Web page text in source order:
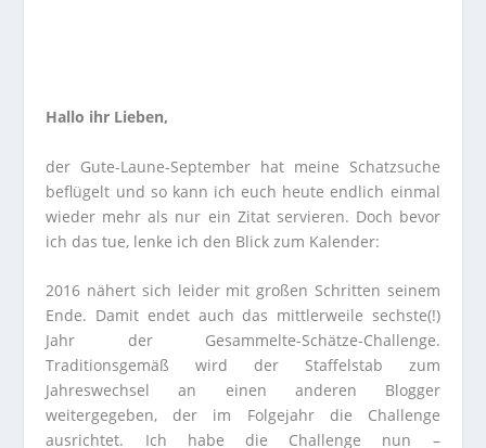
Hallo ihr Lieben,
der Gute-Laune-September hat meine Schatzsuche
beflügelt und so kann ich euch heute endlich einmal
wieder mehr als nur ein Zitat servieren. Doch bevor
ich das tue, lenke ich den Blick zum Kalender:
2016 nähert sich leider mit großen Schritten seinem
Ende. Damit endet auch das mittlerweile sechste(!)
Jahr der Gesammelte-Schätze-Challenge.
Traditionsgemäß wird der Staffelstab zum
Jahreswechsel an einen anderen Blogger
weitergegeben, der im Folgejahr die Challenge
ausrichtet. Ich habe die Challenge nun –